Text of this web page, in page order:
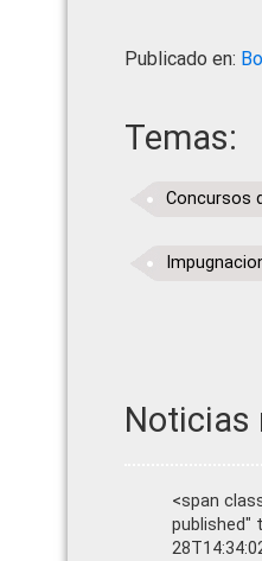
Publicado en:
Temas:
Concursos
Noticias
<span
published"